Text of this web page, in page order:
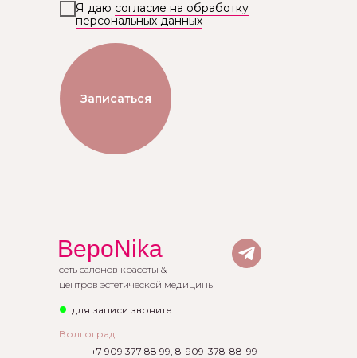
Я даю согласие на обработку
персональных данных
Записаться
ВероNika
сеть салонов красоты &
центров эстетической медицины
для записи звоните
Волгоград
+7 909 377 88 99, 8-909-378-88-99